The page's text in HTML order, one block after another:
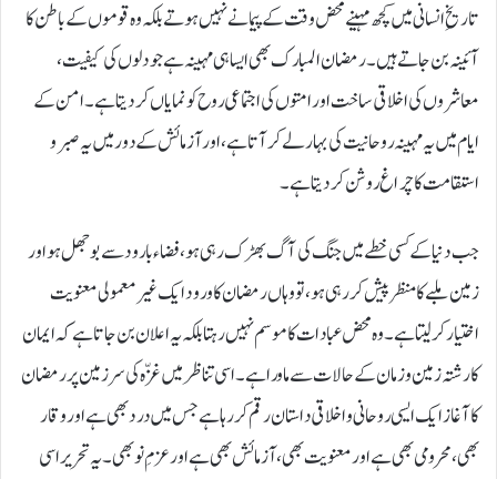
تاریخِ انسانی میں کچھ مہینے محض وقت کے پیمانے نہیں ہوتے بلکہ وہ قوموں کے باطن کا
آئینہ بن جاتے ہیں۔ رمضان المبارک بھی ایسا ہی مہینہ ہے جو دلوں کی کیفیت،
معاشروں کی اخلاقی ساخت اور امتوں کی اجتماعی روح کو نمایاں کر دیتا ہے۔ امن کے
ایام میں یہ مہینہ روحانیت کی بہار لے کر آتا ہے، اور آزمائش کے دور میں یہ صبر و
استقامت کا چراغ روشن کر دیتا ہے۔
جب دنیا کے کسی خطے میں جنگ کی آگ بھڑک رہی ہو، فضاء بارود سے بوجھل ہو اور
زمین ملبے کا منظر پیش کر رہی ہو، تو وہاں رمضان کا ورود ایک غیر معمولی معنویت
اختیار کر لیتا ہے۔ وہ محض عبادات کا موسم نہیں رہتا بلکہ یہ اعلان بن جاتا ہے کہ ایمان
کا رشتہ زمین و زمان کے حالات سے ماورا ہے۔ اسی تناظر میں غزّہ کی سر زمین پر رمضان
کا آغاز ایک ایسی روحانی و اخلاقی داستان رقم کر رہا ہے جس میں درد بھی ہے اور وقار
بھی، محرومی بھی ہے اور معنویت بھی، آزمائش بھی ہے اور عزمِ نو بھی۔ یہ تحریر اسی